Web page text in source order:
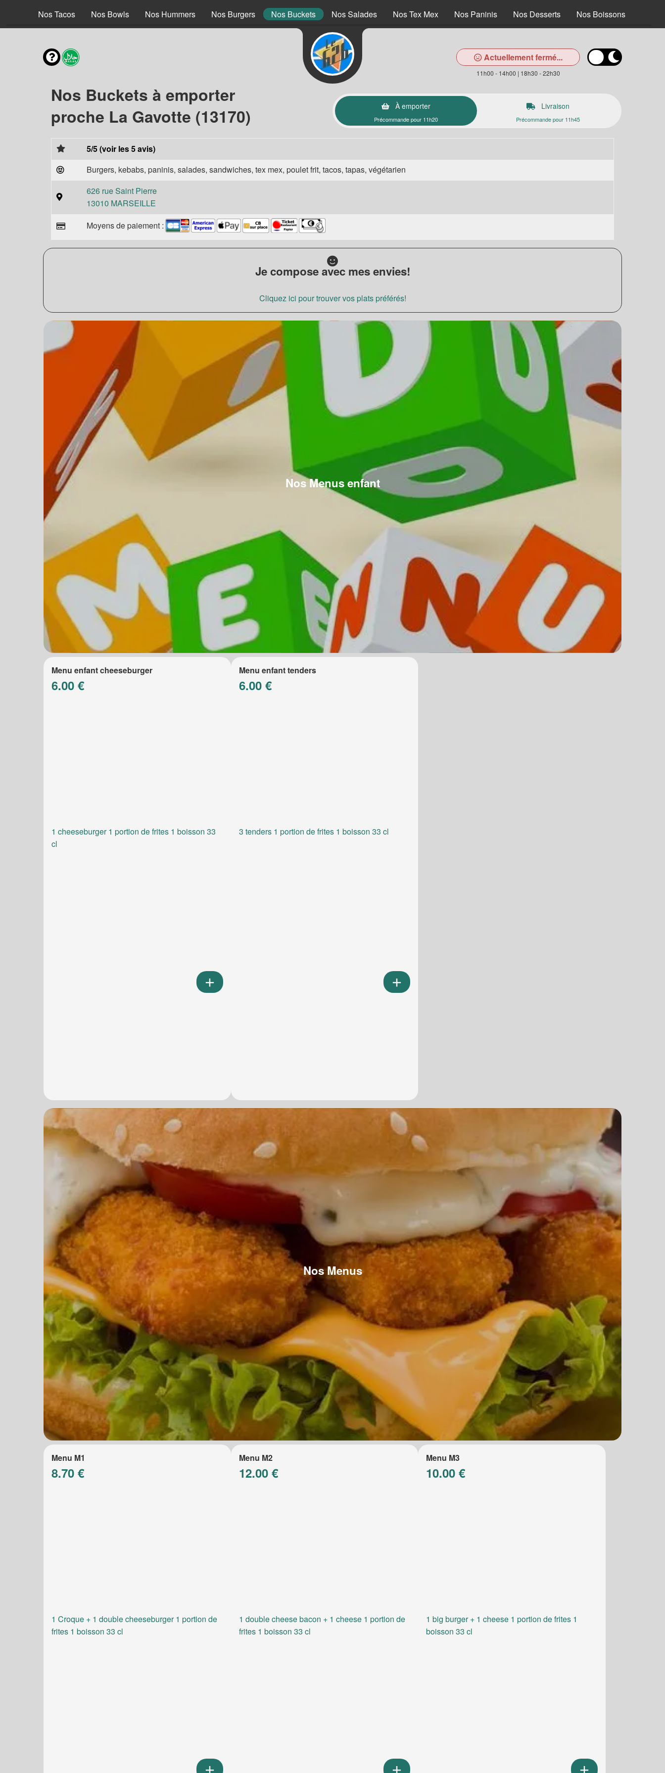
Nos Tacos Nos Bowls Nos Hummers Nos Burgers Nos Buckets Nos Salades Nos Tex Mex Nos Paninis Nos Desserts Nos Boissons
Actuellement fermé...
11h00 - 14h00 | 18h30 - 22h30
Nos Buckets à emporter
proche La Gavotte (13170)
À emporter
Précommande pour 11h20
Livraison
Précommande pour 11h45
5/5 (voir les 5 avis)
Burgers, kebabs, paninis, salades, sandwiches, tex mex, poulet frit, tacos, tapas, végétarien
626 rue Saint Pierre
13010 MARSEILLE
Moyens de paiement :
Je compose avec mes envies!
Cliquez ici pour trouver vos plats préférés!
Nos Menus enfant
Menu enfant cheeseburger
6.00 €
1 cheeseburger 1 portion de frites 1 boisson 33
cl
Menu enfant tenders
6.00 €
3 tenders 1 portion de frites 1 boisson 33 cl
Nos Menus
Menu M1
8.70 €
1 Croque + 1 double cheeseburger 1 portion de
frites 1 boisson 33 cl
Menu M2
12.00 €
1 double cheese bacon + 1 cheese 1 portion de
frites 1 boisson 33 cl
Menu M3
10.00 €
1 big burger + 1 cheese 1 portion de frites 1
boisson 33 cl